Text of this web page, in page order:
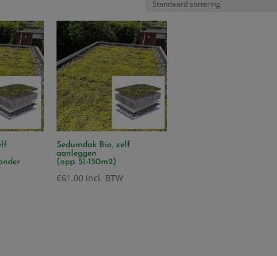
Sedumdak Bio, zelf
aanleggen
(opp. 51-150m2)
€61,00 incl. BTW